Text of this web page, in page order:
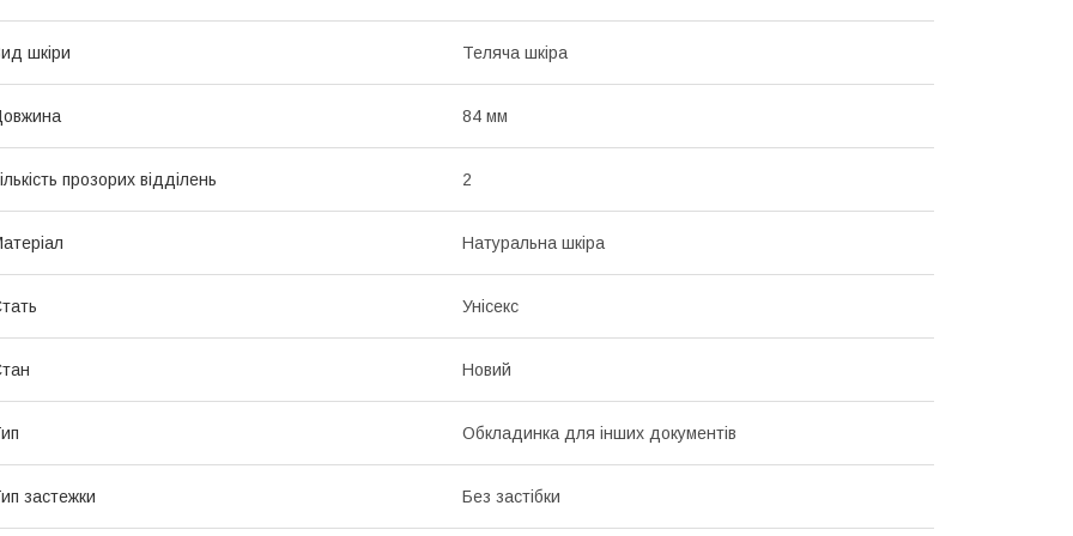
шкіри Теляча шкіра
84 мм
прозорих відділень 2
Натуральна шкіра
Унісекс
Новий
Обкладинка для інших документів
застежки Без застібки